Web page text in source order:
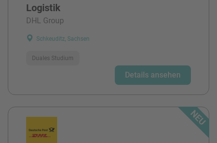
Logistik
DHL Group
Schkeuditz, Sachsen
Duales Studium
Details ansehen